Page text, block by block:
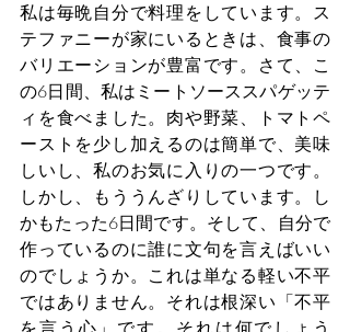
私は毎晩自分で料理をしています。ス
テファニーが家にいるときは、食事の
バリエーションが豊富です。さて、こ
の6日間、私はミートソーススパゲッテ
ィを食べました。肉や野菜、トマトペ
ーストを少し加えるのは簡単で、美味
しいし、私のお気に入りの一つです。
しかし、もううんざりしています。し
かもたった6日間です。そして、自分で
作っているのに誰に文句を言えばいい
のでしょうか。これは単なる軽い不平
ではありません。それは根深い「不平
を言う心」です。それは何でしょう